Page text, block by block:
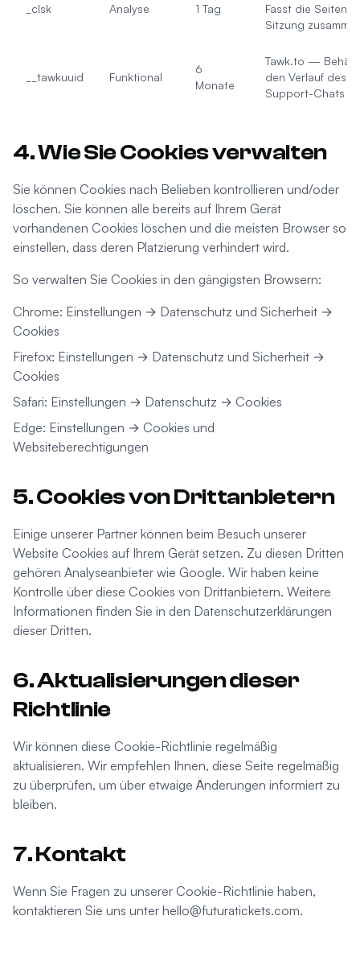
_clsk Analyse 1 Tag
Fasst die Seiten
Sitzung
__tawkuuid Funktional
6
Monate
Tawk.to — Behält
den Verlauf des
Support-Chats
4. Wie Sie Cookies verwalten
Sie können Cookies nach Belieben kontrollieren und/oder
löschen. Sie können alle bereits auf Ihrem Gerät
vorhandenen Cookies löschen und die meisten Browser so
einstellen, dass deren Platzierung verhindert wird.
So verwalten Sie Cookies in den gängigsten Browsern:
Chrome: Einstellungen → Datenschutz und Sicherheit →
Cookies
Firefox: Einstellungen → Datenschutz und Sicherheit →
Cookies
Safari: Einstellungen → Datenschutz → Cookies
Edge: Einstellungen → Cookies und
Websiteberechtigungen
5. Cookies von Drittanbietern
Einige unserer Partner können beim Besuch unserer
Website Cookies auf Ihrem Gerät setzen. Zu diesen Dritten
gehören Analyseanbieter wie Google. Wir haben keine
Kontrolle über diese Cookies von Drittanbietern. Weitere
Informationen finden Sie in den Datenschutzerklärungen
dieser Dritten.
6. Aktualisierungen dieser
Richtlinie
Wir können diese Cookie-Richtlinie regelmäßig
aktualisieren. Wir empfehlen Ihnen, diese Seite regelmäßig
zu überprüfen, um über etwaige Änderungen informiert zu
bleiben.
7. Kontakt
Wenn Sie Fragen zu unserer Cookie-Richtlinie haben,
kontaktieren Sie uns unter hello@futuratickets.com.